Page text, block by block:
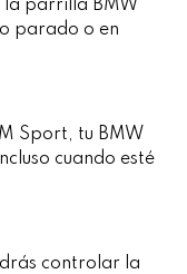
la parrilla BMW
parado o en
Sport, tu BMW
cuando esté
controlar la